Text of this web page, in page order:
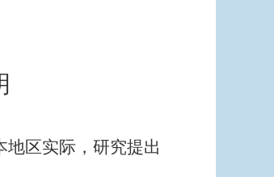
地区实际，研究提出